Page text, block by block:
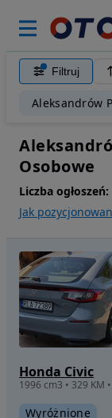
Filtruj
Aleksandrów
Osobowe
Liczba ogłoszeń:
Jak
Honda Civic
1996 cm3 • 329 KM
Wyróżnione